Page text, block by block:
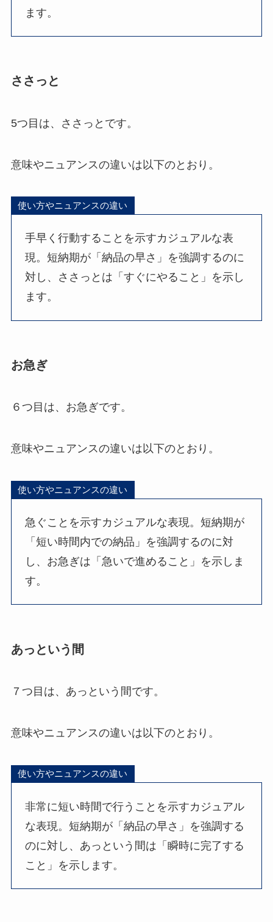
ます。
ささっと
5つ目は、ささっとです。
意味やニュアンスの違いは以下のとおり。
使い方やニュアンスの違い
手早く行動することを示すカジュアルな表
現。短納期が「納品の早さ」を強調するのに
対し、ささっとは「すぐにやること」を示し
ます。
お急ぎ
６つ目は、お急ぎです。
意味やニュアンスの違いは以下のとおり。
使い方やニュアンスの違い
急ぐことを示すカジュアルな表現。短納期が
「短い時間内での納品」を強調するのに対
し、お急ぎは「急いで進めること」を示しま
す。
あっという間
７つ目は、あっという間です。
意味やニュアンスの違いは以下のとおり。
使い方やニュアンスの違い
非常に短い時間で行うことを示すカジュアル
な表現。短納期が「納品の早さ」を強調する
のに対し、あっという間は「瞬時に完了する
こと」を示します。